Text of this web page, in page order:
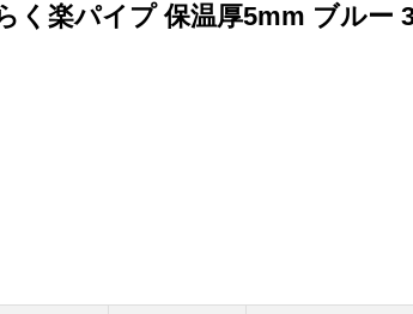
く楽パイプ 保温厚5mm ブルー